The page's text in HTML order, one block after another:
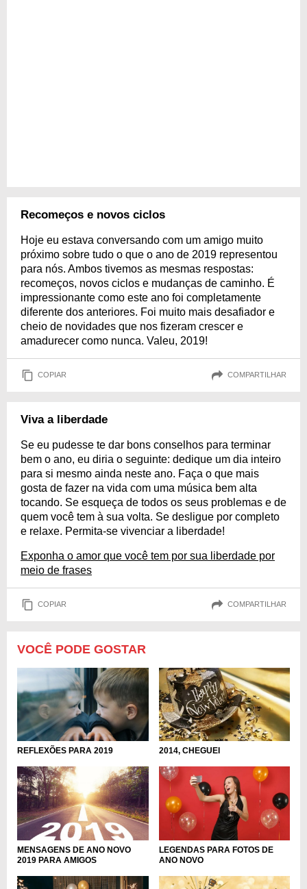
Recomeços e novos ciclos
Hoje eu estava conversando com um amigo muito
próximo sobre tudo o que o ano de 2019 representou
para nós. Ambos tivemos as mesmas respostas:
recomeços, novos ciclos e mudanças de caminho. É
impressionante como este ano foi completamente
diferente dos anteriores. Foi muito mais desafiador e
cheio de novidades que nos fizeram crescer e
amadurecer como nunca. Valeu, 2019!
COPIAR COMPARTILHAR
Viva a liberdade
Se eu pudesse te dar bons conselhos para terminar
bem o ano, eu diria o seguinte: dedique um dia inteiro
para si mesmo ainda neste ano. Faça o que mais
gosta de fazer na vida com uma música bem alta
tocando. Se esqueça de todos os seus problemas e de
quem você tem à sua volta. Se desligue por completo
e relaxe. Permita-se vivenciar a liberdade!
Exponha o amor que você tem por sua liberdade por
meio de frases
COPIAR COMPARTILHAR
VOCÊ PODE GOSTAR
REFLEXÕES PARA 2019 2014, CHEGUEI
MENSAGENS DE ANO NOVO
2019 PARA AMIGOS
LEGENDAS PARA FOTOS DE
ANO NOVO